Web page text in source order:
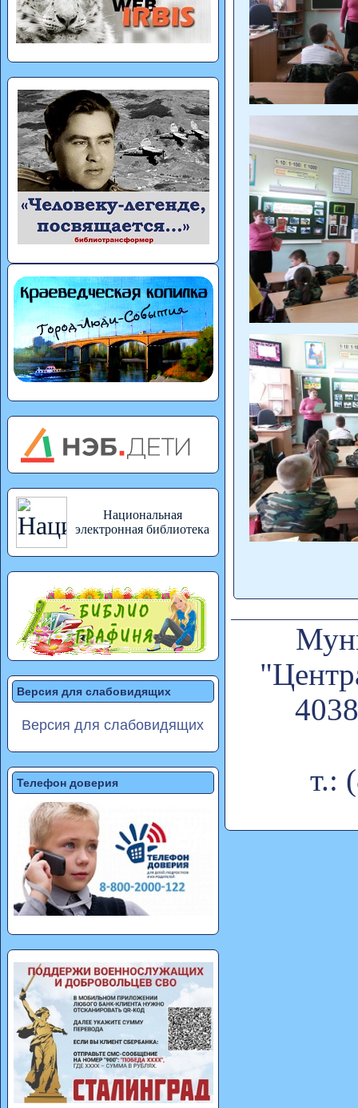
Национальная
электронная библиотека
Версия для слабовидящих
Версия для слабовидящих
Телефон доверия т.: